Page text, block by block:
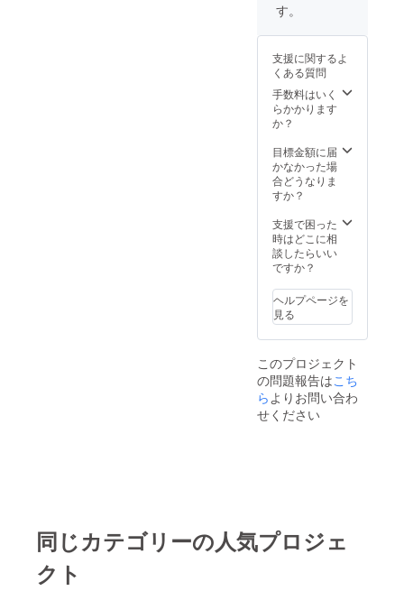
リンク
手に華
付き
チェキ
(好きな
役者2人
ます) ＊
9月24日
18時開
演 専用
す。
支援に関するよ
くある質問
手数料はいく
らかかります
か？
目標金額に届
かなかった場
合どうなりま
すか？
支援で困った
時はどこに相
談したらいい
ですか？
ヘルプページを
見る
このプロジェクト
の問題報告はこち
らよりお問い合わ
せください
同じカテゴリーの人気プロジェ
クト